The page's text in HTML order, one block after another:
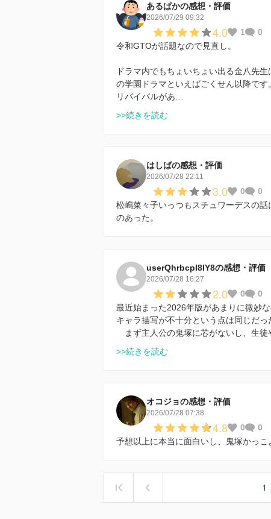
あるぱかの感想・評価
2026/07/29 09:32
4.0 1
0
令和GTOが話題なので見直し。
ドラマ内でもちょいちょい出る金八先
の学園ドラマといえばごくせん以降です
リバイバルがあ…
>>続きを読む
はしばの感想・評価
2026/07/28 22:11
3.0 0
0
松嶋菜々子いっつもスチュワーデスの
のあった。
userQhrbcpI8IY8の感想・評価
2026/07/28 16:27
2.0 0
0
最近始まった2026年版があまりに微妙
キャラ描写が不十分という点は同じだっ
まず主人公の鬼塚に芯がないし、生徒
>>続きを読む
オコジョの感想・評価
2026/07/28 07:38
4.8 0
0
予想以上に本当に面白いし、鬼塚かっ
1